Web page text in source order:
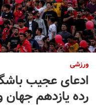
ورزشی
ادعای عجیب
رده یازدهم